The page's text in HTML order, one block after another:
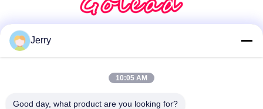
দ্রুত যোগাযোগ
Jerry
10:05 AM
Good day, what product are you looking for?